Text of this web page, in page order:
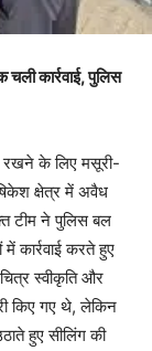
कार्रवाई, पुलिस
रखने के लिए मसूरी-
क्षेत्र में अवैध
टीम ने पुलिस बल
कार्रवाई करते हुए
स्वीकृति और
किए गए थे, लेकिन
हुए सीलिंग की